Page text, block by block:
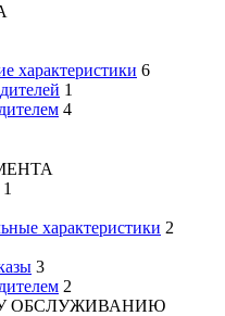
характеристики 6
1
4
1
характеристики 2
3
2
ОБСЛУЖИВАНИЮ